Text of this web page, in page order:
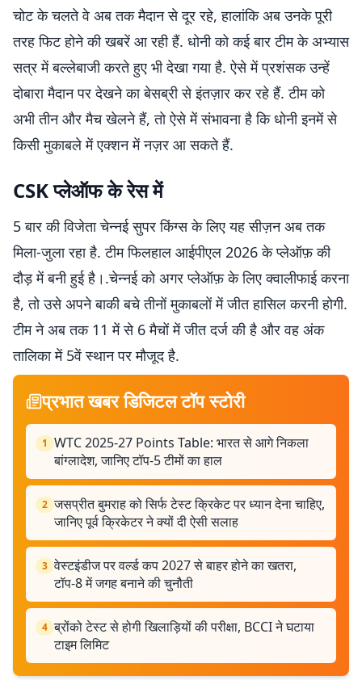
चोट के चलते वे अब तक मैदान से दूर रहे, हालांकि अब उनके पूरी
तरह फिट होने की खबरें आ रही हैं. धोनी को कई बार टीम के अभ्यास
सत्र में बल्लेबाजी करते हुए भी देखा गया है. ऐसे में प्रशंसक उन्हें
दोबारा मैदान पर देखने का बेसब्री से इंतज़ार कर रहे हैं. टीम को
अभी तीन और मैच खेलने हैं, तो ऐसे में संभावना है कि धोनी इनमें से
किसी मुकाबले में एक्शन में नज़र आ सकते हैं.
CSK प्लेऑफ के रेस में
5 बार की विजेता चेन्नई सुपर किंग्स के लिए यह सीज़न अब तक
मिला-जुला रहा है. टीम फिलहाल आईपीएल 2026 के प्लेऑफ़ की
दौड़ में बनी हुई है।.चेन्नई को अगर प्लेऑफ़ के लिए क्वालीफाई करना
है, तो उसे अपने बाकी बचे तीनों मुकाबलों में जीत हासिल करनी होगी.
टीम ने अब तक 11 में से 6 मैचों में जीत दर्ज की है और वह अंक
तालिका में 5वें स्थान पर मौजूद है.
प्रभात खबर डिजिटल टॉप स्टोरी
1 WTC 2025-27 Points Table: भारत से आगे निकला
बांग्लादेश, जानिए टॉप-5 टीमों का हाल
2 जसप्रीत बुमराह को सिर्फ टेस्ट क्रिकेट पर ध्यान देना चाहिए,
जानिए पूर्व क्रिकेटर ने क्यों दी ऐसी सलाह
3 वेस्टइंडीज पर वर्ल्ड कप 2027 से बाहर होने का खतरा,
टॉप-8 में जगह बनाने की चुनौती
4 ब्रोंको टेस्ट से होगी खिलाड़ियों की परीक्षा, BCCI ने घटाया
टाइम लिमिट